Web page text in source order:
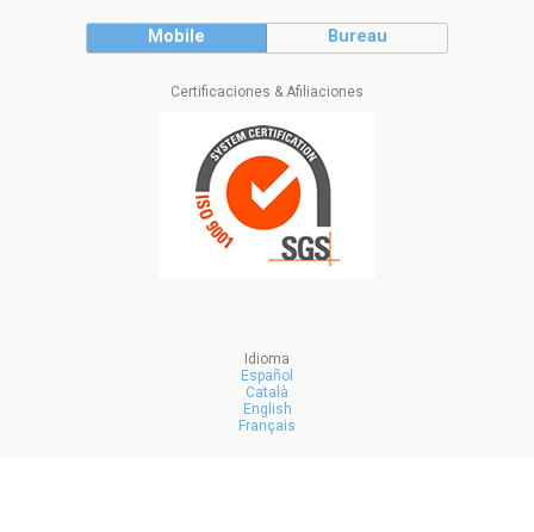
Mobile Bureau
Certificaciones & Afiliaciones
Idioma
Español
Català
English
Français